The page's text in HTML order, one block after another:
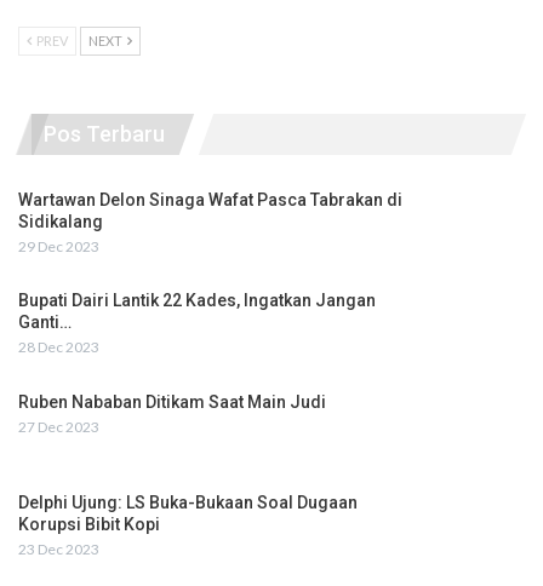
PREV NEXT
Pos Terbaru
Wartawan Delon Sinaga Wafat Pasca Tabrakan di
Sidikalang
29 Dec 2023
Bupati Dairi Lantik 22 Kades, Ingatkan Jangan
Ganti…
28 Dec 2023
Ruben Nababan Ditikam Saat Main Judi
27 Dec 2023
Delphi Ujung: LS Buka-Bukaan Soal Dugaan
Korupsi Bibit Kopi
23 Dec 2023